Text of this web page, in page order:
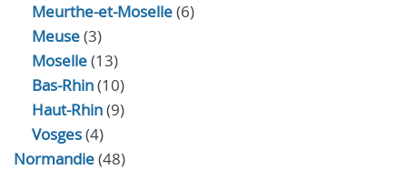
Meurthe-et-Moselle(6)
Meuse(3)
Moselle(13)
Bas-Rhin(10)
Haut-Rhin(9)
Vosges(4)
Normandie(48)